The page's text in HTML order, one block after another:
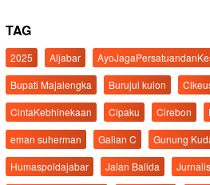
TAG
2025 Aljabar
Bupati Majalengka
Burujul kulon
CintaKebhinekaan
Cipaku Cirebon
eman suherman
Galian C Gunung
Humaspoldajabar
Jalan Balida